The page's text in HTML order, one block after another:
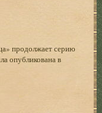
продолжает серию
опубликована в